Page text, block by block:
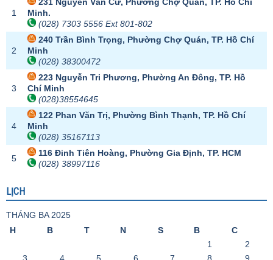
1
Minh.
(028) 7303 5556 Ext 801-802
2
240 Trần Bình Trọng, Phường Chợ Quán, TP. Hồ Chí
Minh
(028) 38300472
3
223 Nguyễn Tri Phương, Phường An Đông, TP. Hồ
Chí Minh
(028)38554645
4
122 Phan Văn Trị, Phường Bình Thạnh, TP. Hồ Chí
Minh
(028) 35167113
5
116 Đinh Tiên Hoàng, Phường Gia Định, TP. HCM
(028) 38997116
LỊCH
THÁNG BA 2025
H
B T N S B
C
1
2
3
4 5 6 7 8 9